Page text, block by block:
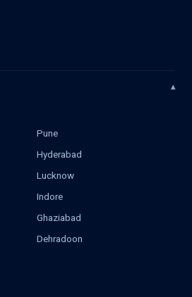
Pune
Hyderabad
Lucknow
Indore
Ghaziabad
Dehradoon